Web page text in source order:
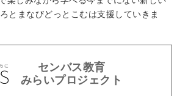
とまなびどっとこむは支援していきま
センバス教育
みらいプロジェクト